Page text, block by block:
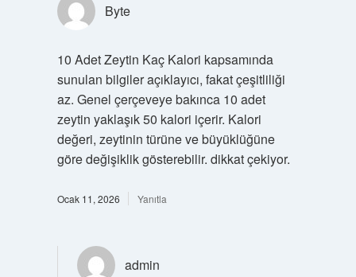
Byte
10 Adet Zeytin Kaç Kalori kapsamında
sunulan bilgiler açıklayıcı, fakat çeşitliliği
az. Genel çerçeveye bakınca 10 adet
zeytin yaklaşık 50 kalori içerir. Kalori
değeri, zeytinin türüne ve büyüklüğüne
göre değişiklik gösterebilir. dikkat çekiyor.
Ocak 11, 2026 Yanıtla
admin